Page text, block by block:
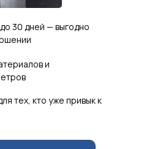
и
30 дней — выгодно
тех, кто уже привык к